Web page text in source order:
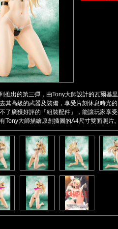
推出的第三彈，由Tony大師設計的瓦爾基
其高級的武器及裝備，享受片刻休息時光
了廣獲好評的「組裝配件」，能讓玩家享
Tony大師描繪原創插圖的A4尺寸雙面照片。